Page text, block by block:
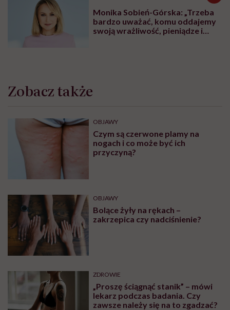
Monika Sobień-Górska: „Trzeba
bardzo uważać, komu oddajemy
swoją wrażliwość, pieniądze i
Zobacz także
OBJAWY
Czym są czerwone plamy na
nogach i co może być ich
przyczyną?
OBJAWY
Bolące żyły na rękach –
zakrzepica czy nadciśnienie?
ZDROWIE
„Proszę ściągnąć stanik” – mówi
lekarz podczas badania. Czy
zawsze należy się na to zgadzać?